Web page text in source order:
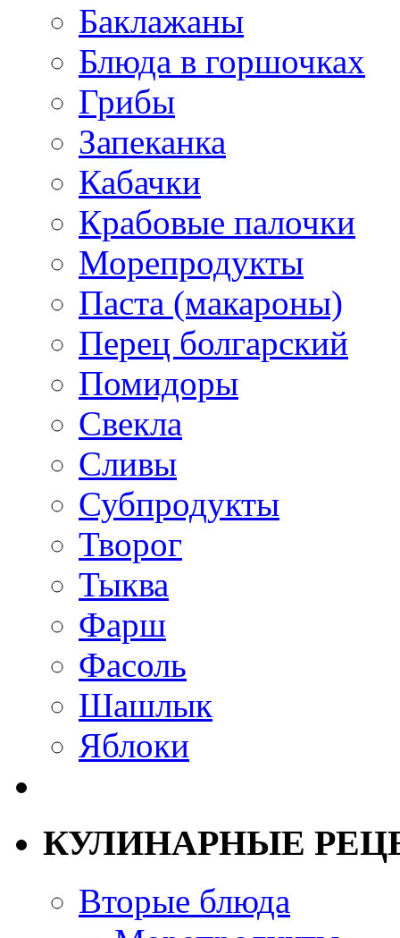
Баклажаны
Блюда в горшочках
Грибы
Запеканка
Кабачки
Крабовые палочки
Морепродукты
Паста (макароны)
Перец болгарский
Помидоры
Свекла
Сливы
Субпродукты
Творог
Тыква
Фарш
Фасоль
Шашлык
Яблоки
КУЛИНАРНЫЕ
Вторые блюда